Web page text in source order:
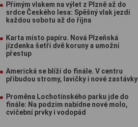
Přímým vlakem na výlet z Plzně až do
srdce Českého lesa: Spěšný vlak jezdí
každou sobotu až do října
Karta místo papíru. Nová Plzeňská
jízdenka šetří dvě koruny a umožní
přestup
Americká se blíží do finále. V centru
přibudou stromy, lavičky i nové zastávky
Proměna Lochotínského parku jde do
finále: Na podzim nabídne nové molo,
cvičební prvky i vodopád